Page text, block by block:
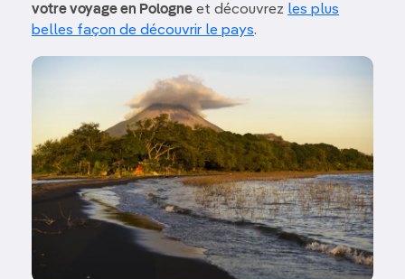
votre voyage en Pologne et découvrez les plus
belles façon de découvrir le pays.
Image